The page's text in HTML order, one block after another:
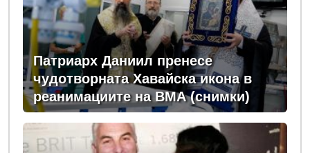
Патриарх Даниил пренесе
чудотворната Хавайска икона в
реанимациите на ВМА (снимки)